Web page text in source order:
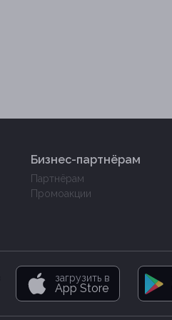
Бизнес-партнёрам
Партнёрам
Промоакции
загрузить в
App Store